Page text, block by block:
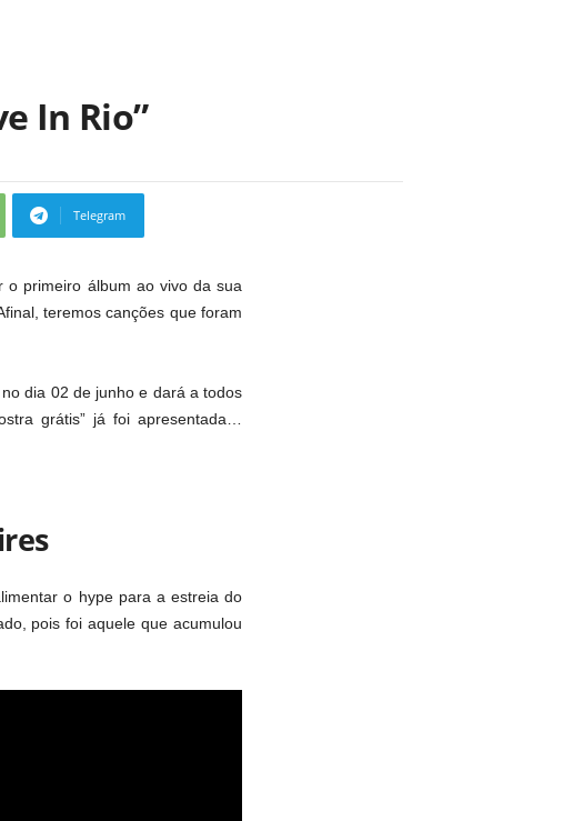
In Rio”
Telegram
o primeiro álbum ao vivo da sua
teremos canções que foram
dia 02 de junho e dará a todos
grátis” já foi apresentada…
o hype para a estreia do
pois foi aquele que acumulou